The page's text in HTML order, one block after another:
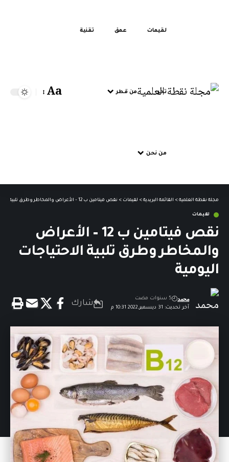
لقيمات عمق تقنية
تحر من قطر
من نحن
Aa
مجلة نقطة العلمية > القائمة البريدية > لقيمات > نقص فيتامين ب 12 – الأعراض والمخاطر وطرق تلبية الاحتياجات اليومية
لقيمات
نقص فيتامين ب 12 – الأعراض
والمخاطر وطرق تلبية الاحتياجات
اليومية
آخر تحديث: 31 ديسمبر,2022 10:31 م
محمد 5 سنوات مضت
شارك